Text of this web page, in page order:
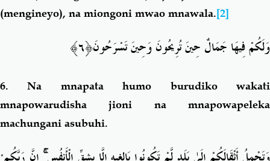
(mengineyo), na miongoni mwao mnawala.[2]
وَلَكُمْ فِيهَا جَمَالٌ حِينَ تُرِيحُونَ وَحِينَ تَسْرَحُونَ﴿٦﴾
6.Na mnapata humo burudiko wakati
mnapowarudisha jioni na mnapowapeleka
machungani asubuhi.